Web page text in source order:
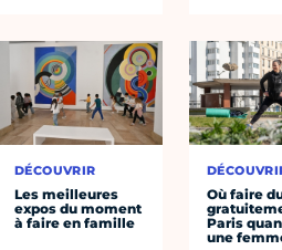
DÉCOUVRIR
Les meilleures
expos du moment
à faire en famille
Où faire
Paris
une